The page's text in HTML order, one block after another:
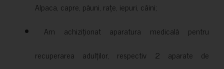
Alpaca, capre, păuni, rațe, iepuri, câini;
Am achiziționat aparatura medicală pentru
recuperarea adulților, respectiv 2 aparate de